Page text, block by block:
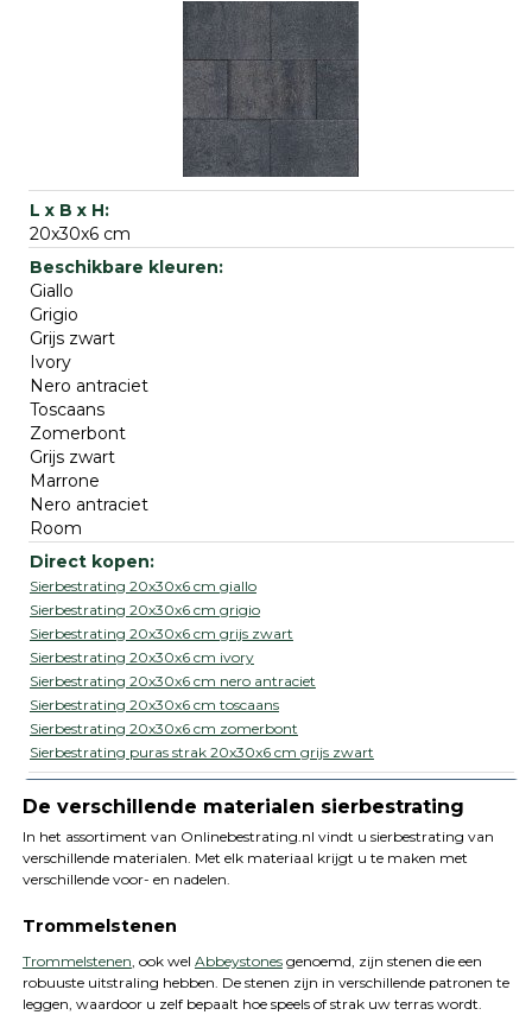
20x30x6 cm
Giallo
Grigio
Grijs zwart
Ivory
Nero antraciet
Toscaans
Zomerbont
Grijs zwart
Marrone
Nero antraciet
Room
Sierbestrating 20x30x6 cm giallo
Sierbestrating 20x30x6 cm grigio
Sierbestrating 20x30x6 cm grijs zwart
Sierbestrating 20x30x6 cm ivory
Sierbestrating 20x30x6 cm nero antraciet
Sierbestrating 20x30x6 cm toscaans
Sierbestrating 20x30x6 cm zomerbont
Sierbestrating puras strak 20x30x6 cm grijs zwart
De verschillende materialen sierbestrating
In het assortiment van Onlinebestrating.nl vindt u sierbestrating van
verschillende materialen. Met elk materiaal krijgt u te maken met
verschillende voor- en nadelen.
Trommelstenen
Trommelstenen, ook wel Abbeystonesgenoemd, zijn stenen die een
robuuste uitstraling hebben. De stenen zijn in verschillende patronen te
leggen, waardoor u zelf bepaalt hoe speels of strak uw terras wordt.